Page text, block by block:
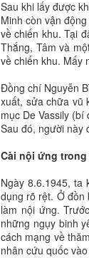
Sau khi lấy được
Minh còn vận
về chiến khu. Tại
Thắng, Tâm và
về chiến khu. Mấy
Đồng chí Nguyễn
xuất, sửa chữa vũ
mục De Vassily
Sau đó, người này
Cài nội ứng
Ngày 8.6.1945, ta
dụng rõ rệt. Ở đồn
làm nội ứng.
những ngụy binh
cách mạng về
nhân cứu quốc